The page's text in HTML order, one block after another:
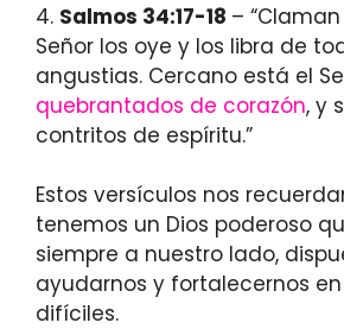
4. Salmos 34:17-18 –
Señor los oye y los libra de
angustias. Cercano está el
quebrantados de corazón, y
contritos de espíritu.”
Estos versículos nos
tenemos un Dios poderoso
siempre a nuestro lado,
ayudarnos y fortalecernos
difíciles.